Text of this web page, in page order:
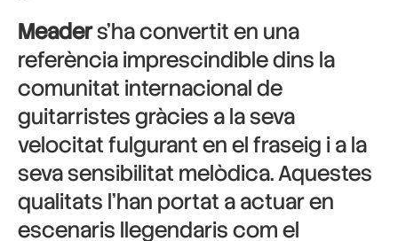
Meaders’ha convertit en una
referència imprescindible dins la
comunitat internacional de
guitarristes gràcies a la seva
velocitat fulgurant en el fraseig i a la
seva sensibilitat melòdica. Aquestes
qualitats l’han portat a actuar en
escenaris llegendaris com el